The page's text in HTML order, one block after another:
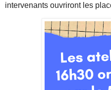
intervenants ouvriront les